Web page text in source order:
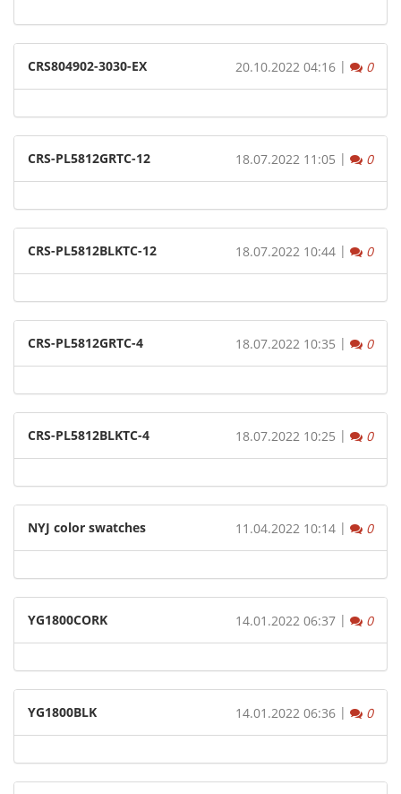
CRS804902-3030-EX 20.10.2022 04:16 | 0
CRS-PL5812GRTC-12 18.07.2022 11:05 | 0
CRS-PL5812BLKTC-12 18.07.2022 10:44 | 0
CRS-PL5812GRTC-4 18.07.2022 10:35 | 0
CRS-PL5812BLKTC-4 18.07.2022 10:25 | 0
NYJ color swatches 11.04.2022 10:14 | 0
YG1800CORK 14.01.2022 06:37 | 0
YG1800BLK 14.01.2022 06:36 | 0